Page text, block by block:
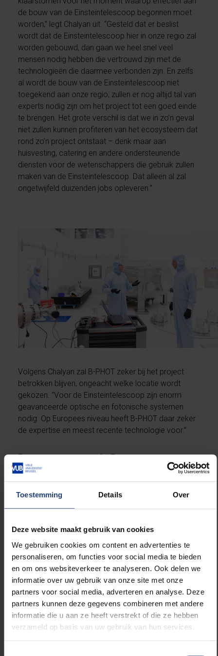
Toestemming Details Over
Deze website maakt gebruik van cookies
We gebruiken cookies om content en advertenties te
personaliseren, om functies voor social media te bieden
en om ons websiteverkeer te analyseren. Ook delen we
informatie over uw gebruik van onze site met onze
partners voor social media, adverteren en analyse. Deze
partners kunnen deze gegevens combineren met andere
informatie die u aan ze heeft verstrekt of die ze hebben
verzameld op basis van uw gebruik van hun services.
de bouw van de Einsteintelescoop begonnen moet
worden,” legt Chalyan uit. “Gesteld dat er beslist
wordt dat de Einsteintelescoop hier in onze regio zal
worden gebouwd, dan gaan we heel snel veel
mensen nodig hebben die vertrouwd zijn met de
technologieën die daarmee verbonden zijn. En zelfs
al wordt de bouw van de Einsteintelescoop niet
toegekend aan onze regio, zullen er nog altijd tal van
experts nodig zijn om het project tot een goed einde
te brengen. Het grote verschil is dat we in zo’n geval
niet zullen kunnen profiteren van het ecosysteem dat
rond zo’n project ontstaat – denk maar aan
huisvesting, catering en andere ondersteunende
diensten voor de wetenschappers die gebruik zullen
maken van de Einsteintelescoop. Dat alleen al zal
ongetwijfeld duizenden jobs opleveren.”
Volgens Chalyan zal B-PHOT zeker bij het project
betrokken blijven, ongeacht welke locatie wordt
gekozen. “Voor de Einsteintelescoop zijn enorm
geavanceerde optische en fotonische systemen
nodig. Op Europees niveau heeft B-PHOT daar zeker
de expertise en meest recente technologie voor.”
Het delen van de knowhow en beschikbaar stellen
van de infrastructuur die ontwikkeld en gebouwd
wordt om de Einsteintelescoop te bouwen zal dus
een enorme boost geven aan de Vlaamse economie
Maar de economische return is nog veel groter dan
dat, legt Thienpont uit. “Veel van de technologieën die
we nodig hebben voor de Einsteintelescoop zijn ook
van cruciaal belang in andere sectoren. Alleen al
binnen de domeinen waar onze eigen afdeling in
gespecialiseerd is – lasertechnologie, complexe
optische systemen en dergelijke – vind je tal van
toepassingen in de industrie, in de gezondheidszorg,
in wetenschappelijke instellingen, bij Defensie,